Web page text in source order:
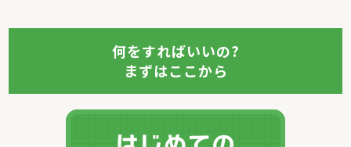
何をすればいいの?
まずはここから